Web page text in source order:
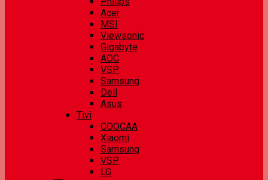
Acer
MSI
Viewsonic
Gigabyte
AOC
VSP
Samsung
Dell
Asus
Tivi
COOCAA
Xiaomi
Samsung
VSP
LG